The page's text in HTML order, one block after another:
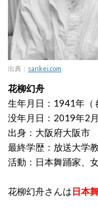
出典： sankei.com
花柳幻舟
生年月日：1941年（
没年月日：2019年2
出身：大阪府大阪市
最終学歴：放送大学
活動：日本舞踊家、
花柳幻舟さんは日本